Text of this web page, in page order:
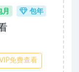
月 包年
免费查看